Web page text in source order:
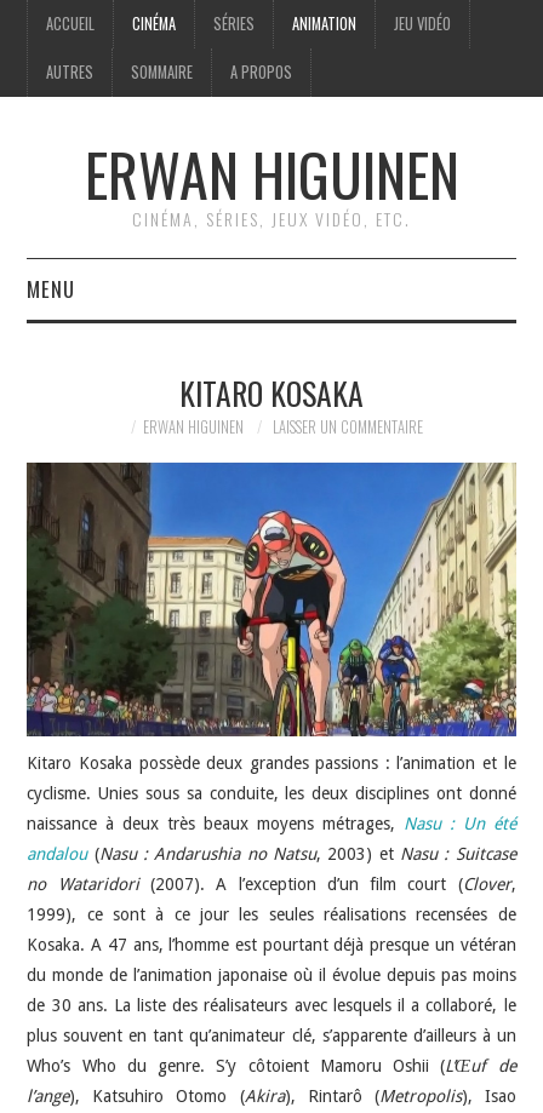
ACCUEIL CINÉMA SÉRIES ANIMATION JEU VIDÉO
AUTRES SOMMAIRE A PROPOS
ERWAN HIGUINEN
CINÉMA, SÉRIES, JEUX VIDÉO, ETC.
MENU
SÉRIES
ANIMATION
JEU VIDÉO
AUTRES
SOMMAIRE
A PROPOS
KITARO KOSAKA
ERWAN HIGUINEN LAISSER UN COMMENTAIRE
Kitaro Kosaka possède deux grandes passions : l’animation et le
cyclisme. Unies sous sa conduite, les deux disciplines ont donné
naissance à deux très beaux moyens métrages, Nasu : Un été
andalou(Nasu : Andarushia no Natsu, 2003) et Nasu : Suitcase
no Wataridori(2007). A l’exception d’un film court (Clover,
1999), ce sont à ce jour les seules réalisations recensées de
Kosaka. A 47 ans, l’homme est pourtant déjà presque un vétéran
du monde de l’animation japonaise où il évolue depuis pas moins
de 30 ans. La liste des réalisateurs avec lesquels il a collaboré, le
plus souvent en tant qu’animateur clé, s’apparente d’ailleurs à un
Who’s Who du genre. S’y côtoient Mamoru Oshii (L’Œuf de
l’ange), Katsuhiro Otomo (Akira), Rintarô (Metropolis), Isao